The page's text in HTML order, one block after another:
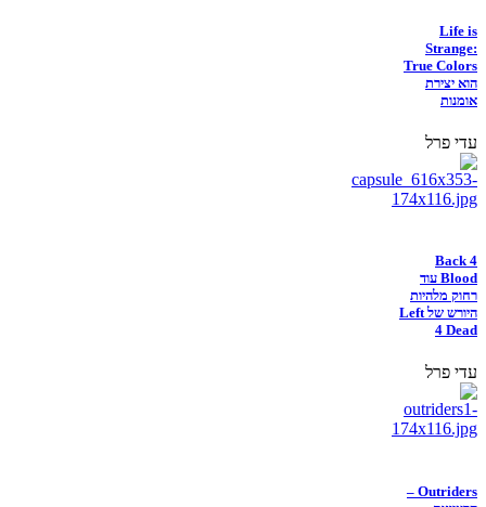
Life is
Strange:
True Colors
הוא יצירת
אומנות
עדי פרל
Back 4
Blood עוד
רחוק מלהיות
היורש של Left
4 Dead
עדי פרל
Outriders –